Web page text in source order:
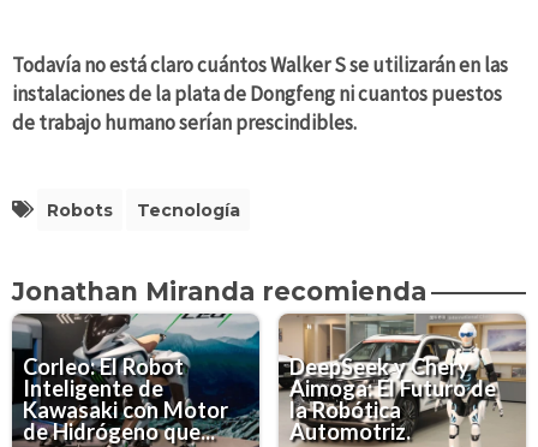
Todavía no está claro cuántos Walker S se utilizarán en las
instalaciones de la plata de Dongfeng ni cuantos puestos
de trabajo humano serían prescindibles.
Robots Tecnología
Jonathan Miranda recomienda
Corleo: El Robot
Inteligente de
Kawasaki con Motor
de Hidrógeno que...
DeepSeek y Chery
Aimoga: El Futuro de
la Robótica
Automotriz.